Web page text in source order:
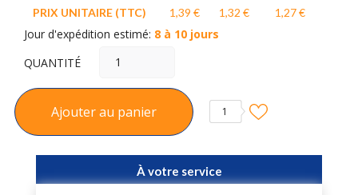
PRIX UNITAIRE (TTC) 1,39 € 1,32 € 1,27 €
Jour d'expédition estimé: 8 à 10 jours
QUANTITÉ
Ajouter au panier 1
À votre service